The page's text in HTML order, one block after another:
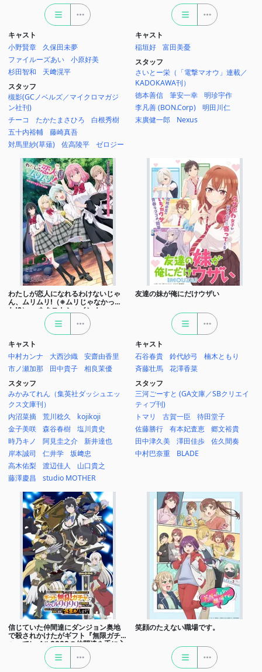
キャスト
小野賢章
久保田未夢
ファイルーズあい
小原好美
杉田智和
天﨑滉平
スタッフ
槻影(GCノベルズ／マイクロマガジ
ン社刊)
チーコ
たかたまさひろ
白根秀樹
五十内裕輔
藤崎真吾
対馬里紗(草薙)
佐高陵平 ゼロジー
キャスト
稲垣好
富田美憂
スタッフ
さいとー栄（「電撃マオウ」連載／
KADOKAWA刊）
徳本善信
筆安一幸
明珍宇作
李凡善 (BON.Corp)
明田川仁
末廣健一郎
Nexus
わたしが恋人になれるわけないじゃ
ん、ムリムリ!（※ムリじゃなかっ
た!?） ～ネクストシャイン！～
キャスト
中村カンナ
大西沙織
安齋由香里
市ノ瀬加那
田中貴子
相良茉優
スタッフ
みかみてれん（集英社ダッシュエッ
クス文庫刊）
内沼菜摘
荒川稔久
kojikoji
金子美咲
森谷春樹
塩川貴史
時乃キノ
阿見圭之介
新井達也
岸本誠司
仁井学
坂﨑忠
高木佑梨
渡辺佳人
山口貴之
藤澤慶昌
studio MOTHER
友達の妹が俺にだけウザい
キャスト
石谷春貴
鈴代紗弓
楠木ともり
斉藤壮馬
花澤香菜
スタッフ
三河ごーすと (GA文庫／SBクリエイ
ティブ刊)
トマリ
古賀一臣
待田堂子
佐藤勝行
有本妃査恵
郷文裕貴
田中津久美
澤田佳歩
佐久間奏
中村巴奈重
BLADE
信じていた仲間達にダンジョン奥地
で殺されかけたがギフト『無限ガチ
ャ』でレベル9999の仲間達を手に入
れて元パーティーメンバーと世界に
復讐＆『ざまぁ！』します！
笑顔のたえない職場です。